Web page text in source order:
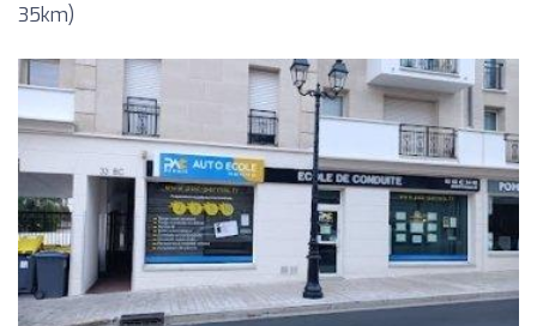
35km)